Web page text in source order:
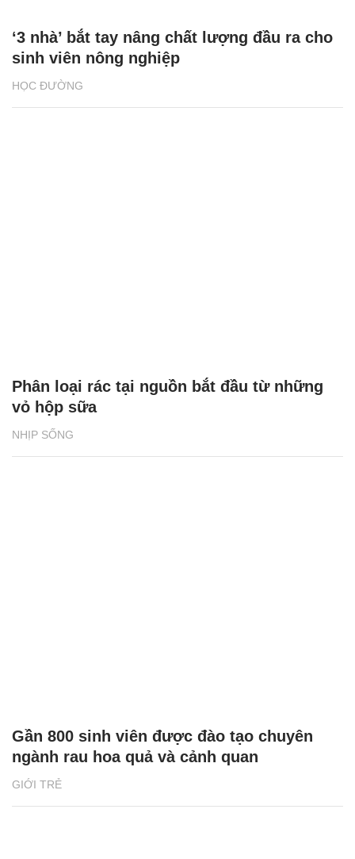
HỌC ĐƯỜNG
‘3 nhà’ bắt tay nâng chất lượng đầu ra cho
sinh viên nông nghiệp
NHỊP SỐNG
Phân loại rác tại nguồn bắt đầu từ những
vỏ hộp sữa
GIỚI TRẺ
Gần 800 sinh viên được đào tạo chuyên
ngành rau hoa quả và cảnh quan